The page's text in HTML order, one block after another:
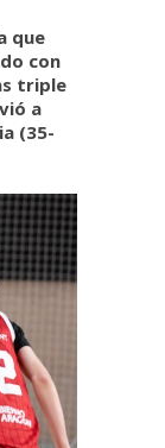
que
con
triple
a
(35-